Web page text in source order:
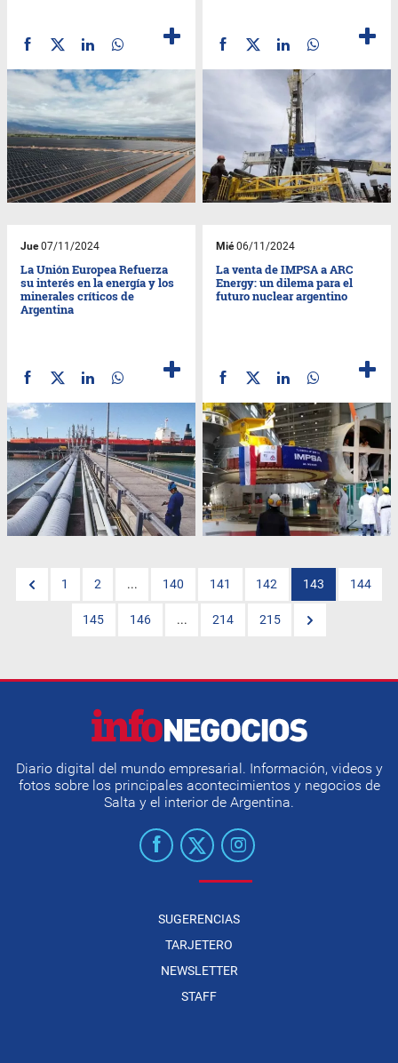
Jue07/11/2024
La Unión Europea Refuerza
su interés en la energía y los
minerales críticos de
Argentina
Mié06/11/2024
La venta de IMPSA a ARC
Energy: un dilema para el
futuro nuclear argentino
1 2 ... 140 141 142 143 144
145 146 ... 214 215
Diario digital del mundo empresarial. Información, videos y
fotos sobre los principales acontecimientos y negocios de
Salta y el interior de Argentina.
SUGERENCIAS
TARJETERO
NEWSLETTER
STAFF